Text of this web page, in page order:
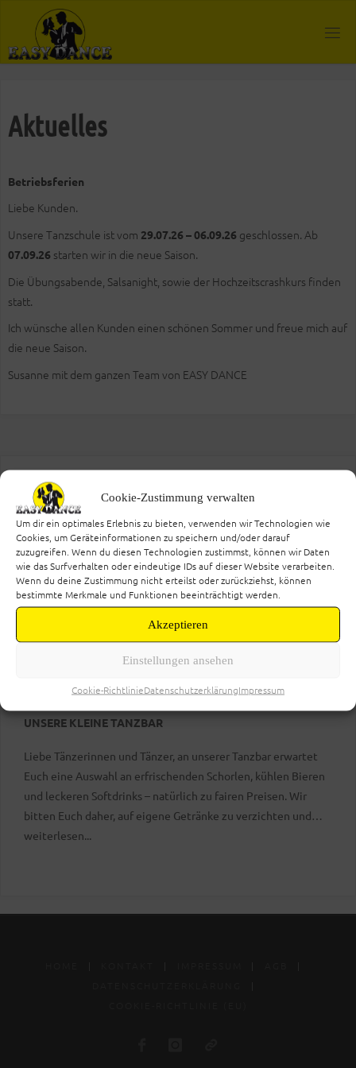
Cookie-Zustimmung verwalten
Um dir ein optimales Erlebnis zu bieten, verwenden wir Technologien wie
Cookies, um Geräteinformationen zu speichern und/oder darauf
zuzugreifen. Wenn du diesen Technologien zustimmst, können wir Daten
wie das Surfverhalten oder eindeutige IDs auf dieser Website verarbeiten.
Wenn du deine Zustimmung nicht erteilst oder zurückziehst, können
bestimmte Merkmale und Funktionen beeinträchtigt werden.
Akzeptieren
Einstellungen ansehen
Cookie-RichtlinieDatenschutzerklärungImpressum
springen
Aktuelles
Betriebsferien
Liebe Kunden.
Unsere Tanzschule ist vom 29.07.26 – 06.09.26 geschlossen. Ab
07.09.26 starten wir in die neue Saison.
Die Übungsabende, Salsanight, sowie der Hochzeitscrashkurs finden
statt.
Ich wünsche allen Kunden einen schönen Sommer und freue mich auf
die neue Saison.
Susanne mit dem ganzen Team von EASY DANCE
KOSTENLOSE PROBESTUNDE VEREINBAREN!
UNSERE KLEINE TANZBAR
Liebe Tänzerinnen und Tänzer, an unserer Tanzbar erwartet
Euch eine Auswahl an erfrischenden Schorlen, kühlen Bieren
und leckeren Softdrinks – natürlich zu fairen Preisen. Wir
bitten Euch daher, auf eigene Getränke zu verzichten und
stattdessen unser Angebot zu genießen. Vielen Dank für Euer
weiterlesen...